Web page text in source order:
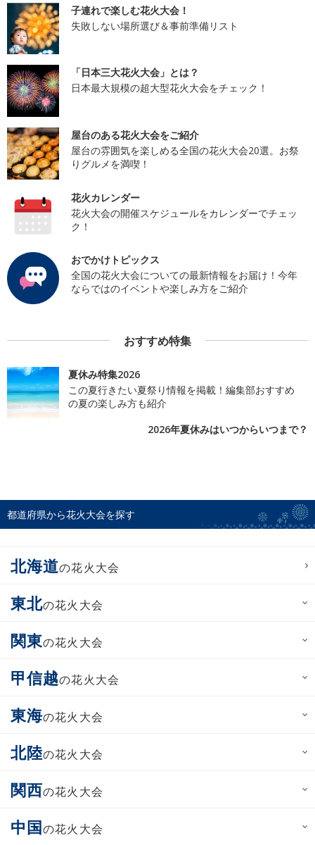
子連れで楽しむ花火大会！
失敗しない場所選び＆事前準備リスト
「日本三大花火大会」とは？
日本最大規模の超大型花火大会をチェック！
屋台のある花火大会をご紹介
屋台の雰囲気を楽しめる全国の花火大会20選。お祭
りグルメを満喫！
花火カレンダー
花火大会の開催スケジュールをカレンダーでチェッ
ク！
おでかけトピックス
全国の花火大会についての最新情報をお届け！今年
ならではのイベントや楽しみ方をご紹介
おすすめ特集
夏休み特集2026
この夏行きたい夏祭り情報を掲載！編集部おすすめ
の夏の楽しみ方も紹介
2026年夏休みはいつからいつまで？
都道府県から花火大会を探す
北海道の花火大会
東北の花火大会
関東の花火大会
甲信越の花火大会
東海の花火大会
北陸の花火大会
関西の花火大会
中国の花火大会